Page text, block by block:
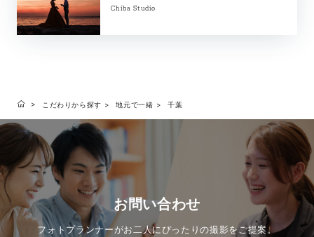
Chiba Studio
こだわりから探す 地元で一緒 千葉
お問い合わせ
フォトプランナーがお二人にぴったりの撮影をご提案。